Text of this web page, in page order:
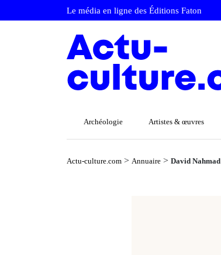
Le média en ligne des Éditions Faton
Archéologie Artistes & œuvres
Actu-culture.com > Annuaire > David Nahmad